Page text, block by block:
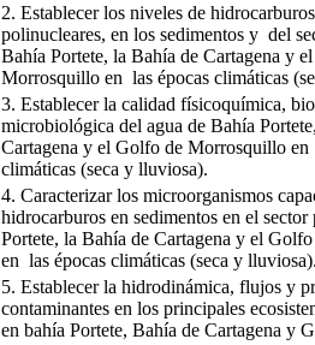
2. Establecer los niveles de
polinucleares, en los sedimentos y del
Bahía Portete, la Bahía de Cartagena y
Morrosquillo en las épocas climáticas
3. Establecer la calidad físicoquímica,
microbiológica del agua de Bahía
Cartagena y el Golfo de Morrosquillo en
climáticas (seca y lluviosa).
4. Caracterizar los microorganismos
hidrocarburos en sedimentos en el
Portete, la Bahía de Cartagena y el
en las épocas climáticas (seca y lluviosa).
5. Establecer la hidrodinámica, flujos y
contaminantes en los principales
en bahía Portete, Bahía de Cartagena y